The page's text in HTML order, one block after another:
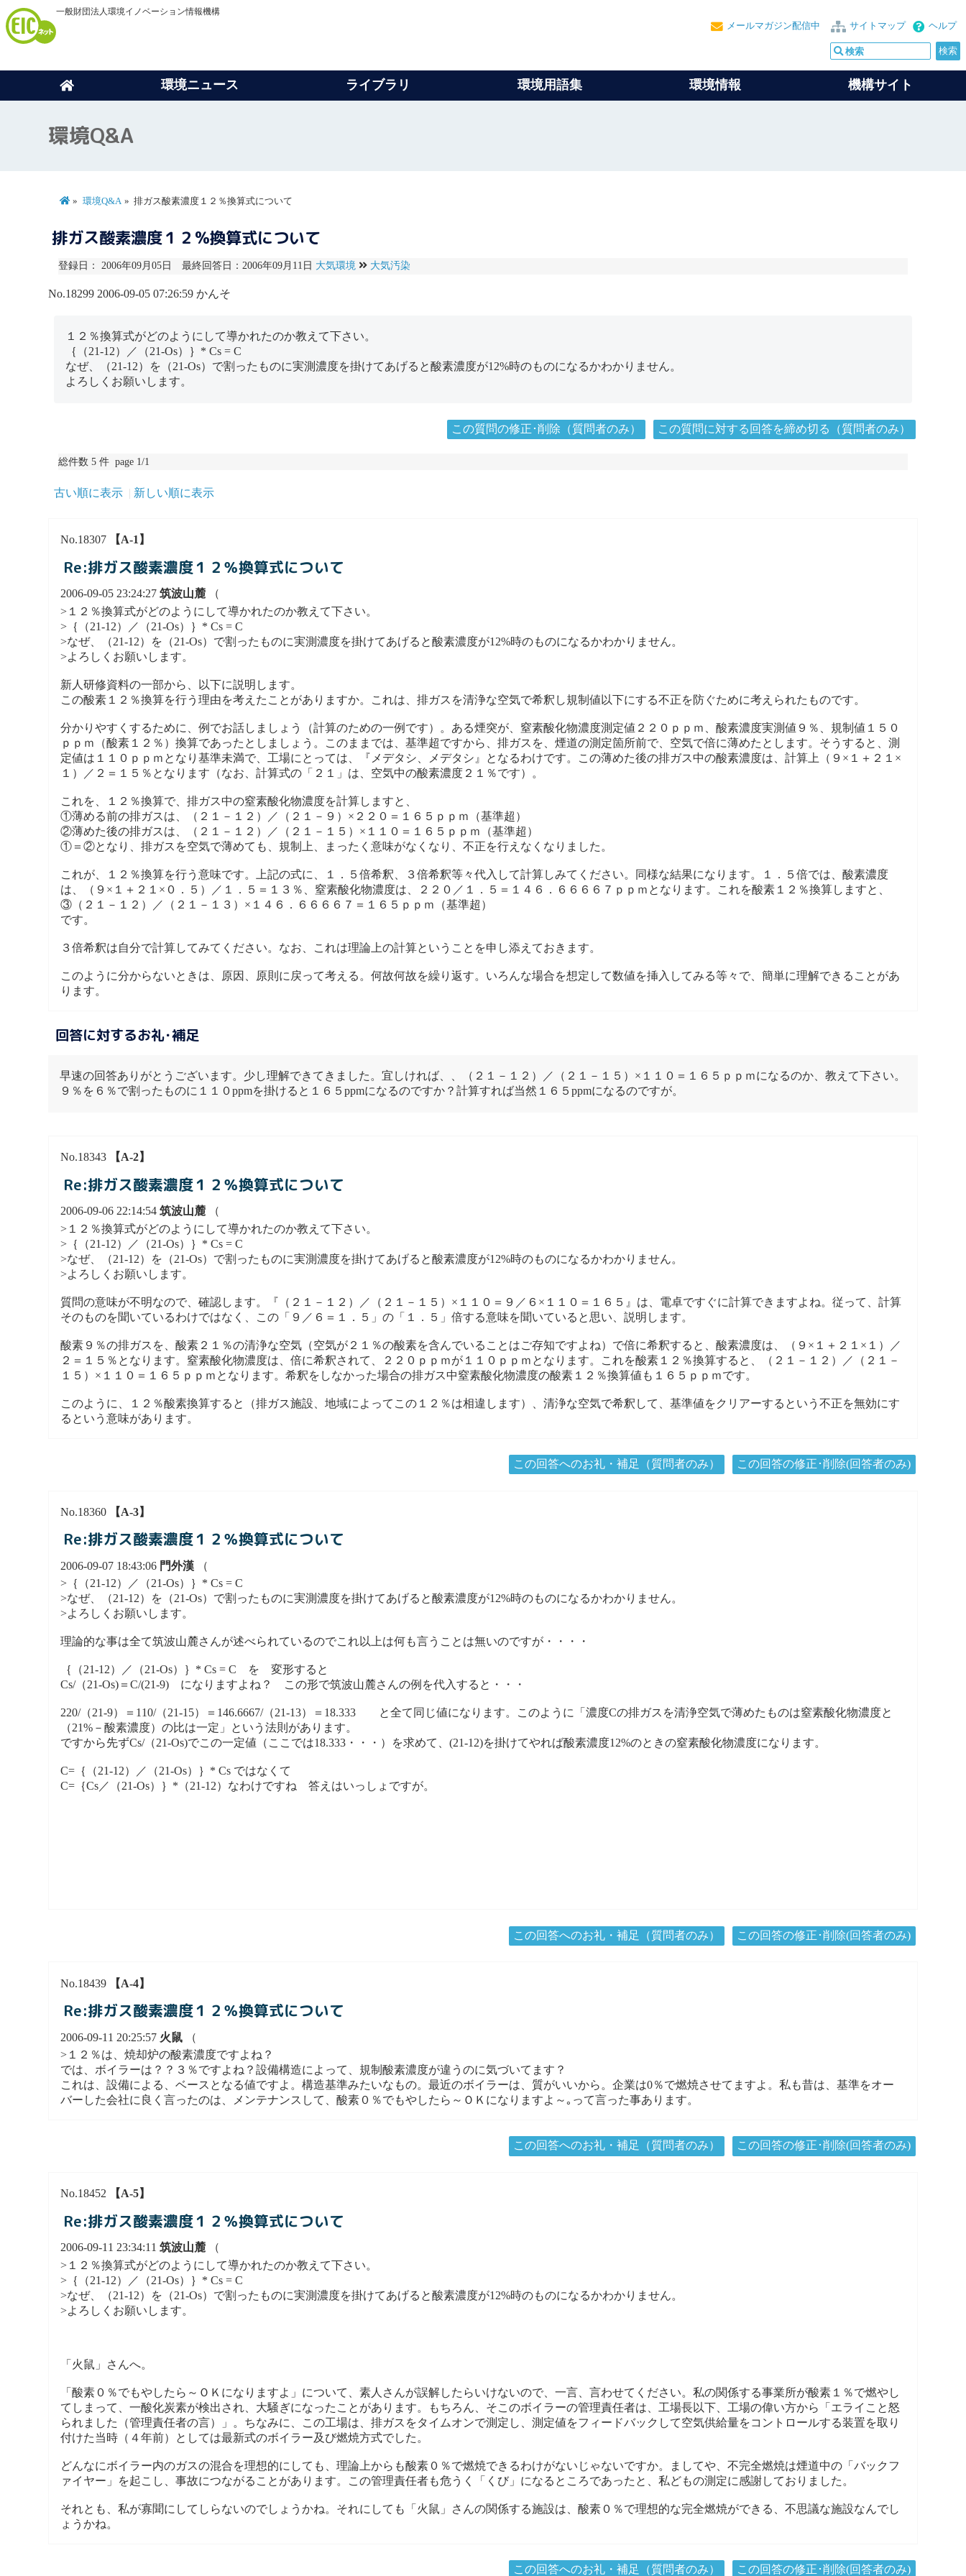
一般財団法人環境イノベーション情報機構
ヘルプ
サイトマップ
メールマガジン配信中
環境ニュース ライブラリ 環境用語集 環境情報 機構サイト
環境Q&A
環境Q&A 排ガス酸素濃度１２％換算式について
排ガス酸素濃度１２％換算式について
登録日： 2006年09月05日 最終回答日：2006年09月11日 大気環境 大気汚染
No.18299 2006-09-05 07:26:59かんそ
１２％換算式がどのようにして導かれたのか教えて下さい。
｛（21-12）／（21-Os）｝* Cs = C
なぜ、（21-12）を（21-Os）で割ったものに実測濃度を掛けてあげると酸素濃度が12%時のものになるかわかりません。
よろしくお願いします。
この質問の修正･削除（質問者のみ） この質問に対する回答を締め切る（質問者のみ）
総件数 5 件 page 1/1
古い順に表示 新しい順に表示
No.18307 【A-1】
Re:排ガス酸素濃度１２％換算式について
2006-09-05 23:24:27筑波山麓 （
>１２％換算式がどのようにして導かれたのか教えて下さい。
>｛（21-12）／（21-Os）｝* Cs = C
>なぜ、（21-12）を（21-Os）で割ったものに実測濃度を掛けてあげると酸素濃度が12%時のものになるかわかりません。
>よろしくお願いします。
新人研修資料の一部から、以下に説明します。
この酸素１２％換算を行う理由を考えたことがありますか。これは、排ガスを清浄な空気で希釈し規制値以下にする不正を防ぐために考えられたものです。
分かりやすくするために、例でお話しましょう（計算のための一例です）。ある煙突が、窒素酸化物濃度測定値２２０ｐｐｍ、酸素濃度実測値９％、規制値１５０
ｐｐｍ（酸素１２％）換算であったとしましょう。このままでは、基準超ですから、排ガスを、煙道の測定箇所前で、空気で倍に薄めたとします。そうすると、測
定値は１１０ｐｐｍとなり基準未満で、工場にとっては、『メデタシ、メデタシ』となるわけです。この薄めた後の排ガス中の酸素濃度は、計算上（９×１＋２１×
１）／２＝１５％となります（なお、計算式の「２１」は、空気中の酸素濃度２１％です）。
これを、１２％換算で、排ガス中の窒素酸化物濃度を計算しますと、
①薄める前の排ガスは、（２１－１２）／（２１－９）×２２０＝１６５ｐｐｍ（基準超）
②薄めた後の排ガスは、（２１－１２）／（２１－１５）×１１０＝１６５ｐｐｍ（基準超）
①＝②となり、排ガスを空気で薄めても、規制上、まったく意味がなくなり、不正を行えなくなりました。
これが、１２％換算を行う意味です。上記の式に、１．５倍希釈、３倍希釈等々代入して計算しみてください。同様な結果になります。１．５倍では、酸素濃度
は、（９×１＋２１×０．５）／１．５＝１３％、窒素酸化物濃度は、２２０／１．５＝１４６．６６６６７ｐｐｍとなります。これを酸素１２％換算しますと、
③（２１－１２）／（２１－１３）×１４６．６６６６７＝１６５ｐｐｍ（基準超）
です。
３倍希釈は自分で計算してみてください。なお、これは理論上の計算ということを申し添えておきます。
このように分からないときは、原因、原則に戻って考える。何故何故を繰り返す。いろんな場合を想定して数値を挿入してみる等々で、簡単に理解できることがあ
ります。
回答に対するお礼･補足
早速の回答ありがとうございます。少し理解できてきました。宜しければ、、（２１－１２）／（２１－１５）×１１０＝１６５ｐｐｍになるのか、教えて下さい。
９％を６％で割ったものに１１０ppmを掛けると１６５ppmになるのですか？計算すれば当然１６５ppmになるのですが。
No.18343 【A-2】
Re:排ガス酸素濃度１２％換算式について
2006-09-06 22:14:54筑波山麓 （
>１２％換算式がどのようにして導かれたのか教えて下さい。
>｛（21-12）／（21-Os）｝* Cs = C
>なぜ、（21-12）を（21-Os）で割ったものに実測濃度を掛けてあげると酸素濃度が12%時のものになるかわかりません。
>よろしくお願いします。
質問の意味が不明なので、確認します。『（２１－１２）／（２１－１５）×１１０＝９／６×１１０＝１６５』は、電卓ですぐに計算できますよね。従って、計算
そのものを聞いているわけではなく、この「９／６＝１．５」の「１．５」倍する意味を聞いていると思い、説明します。
酸素９％の排ガスを、酸素２１％の清浄な空気（空気が２１％の酸素を含んでいることはご存知ですよね）で倍に希釈すると、酸素濃度は、（９×１＋２１×１）／
２＝１５％となります。窒素酸化物濃度は、倍に希釈されて、２２０ｐｐｍが１１０ｐｐｍとなります。これを酸素１２％換算すると、（２１－１２）／（２１－
１５）×１１０＝１６５ｐｐｍとなります。希釈をしなかった場合の排ガス中窒素酸化物濃度の酸素１２％換算値も１６５ｐｐｍです。
このように、１２％酸素換算すると（排ガス施設、地域によってこの１２％は相違します）、清浄な空気で希釈して、基準値をクリアーするという不正を無効にす
るという意味があります。
この回答へのお礼・補足（質問者のみ） この回答の修正･削除(回答者のみ)
No.18360 【A-3】
Re:排ガス酸素濃度１２％換算式について
2006-09-07 18:43:06 門外漢 （
>｛（21-12）／（21-Os）｝* Cs = C
>なぜ、（21-12）を（21-Os）で割ったものに実測濃度を掛けてあげると酸素濃度が12%時のものになるかわかりません。
>よろしくお願いします。
理論的な事は全て筑波山麓さんが述べられているのでこれ以上は何も言うことは無いのですが・・・・
｛（21-12）／（21-Os）｝* Cs = C を 変形すると
Cs/（21-Os)＝C/(21-9) になりますよね？ この形で筑波山麓さんの例を代入すると・・・
220/（21-9）＝110/（21-15）＝146.6667/（21-13）＝18.333 と全て同じ値になります。このように「濃度Cの排ガスを清浄空気で薄めたものは窒素酸化物濃度と
（21%－酸素濃度）の比は一定」という法則があります。
ですから先ずCs/（21-Os)でこの一定値（ここでは18.333・・・）を求めて、(21-12)を掛けてやれば酸素濃度12%のときの窒素酸化物濃度になります。
C=｛（21-12）／（21-Os）｝* Cs ではなくて
C=｛Cs／（21-Os）｝*（21-12）なわけですね 答えはいっしょですが。
この回答へのお礼・補足（質問者のみ） この回答の修正･削除(回答者のみ)
No.18439 【A-4】
Re:排ガス酸素濃度１２％換算式について
2006-09-11 20:25:57 火鼠 （
>１２％は、焼却炉の酸素濃度ですよね？
では、ボイラーは？？３％ですよね？設備構造によって、規制酸素濃度が違うのに気づいてます？
これは、設備による、ベースとなる値ですよ。構造基準みたいなもの。最近のボイラーは、質がいいから。企業は0％で燃焼させてますよ。私も昔は、基準をオー
バーした会社に良く言ったのは、メンテナンスして、酸素０％でもやしたら～ＯＫになりますよ～｡って言った事あります。
この回答へのお礼・補足（質問者のみ） この回答の修正･削除(回答者のみ)
No.18452 【A-5】
Re:排ガス酸素濃度１２％換算式について
2006-09-11 23:34:11筑波山麓 （
>１２％換算式がどのようにして導かれたのか教えて下さい。
>｛（21-12）／（21-Os）｝* Cs = C
>なぜ、（21-12）を（21-Os）で割ったものに実測濃度を掛けてあげると酸素濃度が12%時のものになるかわかりません。
>よろしくお願いします。
「火鼠」さんへ。
「酸素０％でもやしたら～ＯＫになりますよ」について、素人さんが誤解したらいけないので、一言、言わせてください。私の関係する事業所が酸素１％で燃やし
てしまって、一酸化炭素が検出され、大騒ぎになったことがあります。もちろん、そこのボイラーの管理責任者は、工場長以下、工場の偉い方から「エライこと怒
られました（管理責任者の言）」。ちなみに、この工場は、排ガスをタイムオンで測定し、測定値をフィードバックして空気供給量をコントロールする装置を取り
付けた当時（４年前）としては最新式のボイラー及び燃焼方式でした。
どんなにボイラー内のガスの混合を理想的にしても、理論上からも酸素０％で燃焼できるわけがないじゃないですか。ましてや、不完全燃焼は煙道中の「バックフ
ァイヤー」を起こし、事故につながることがあります。この管理責任者も危うく「くび」になるところであったと、私どもの測定に感謝しておりました。
それとも、私が寡聞にしてしらないのでしょうかね。それにしても「火鼠」さんの関係する施設は、酸素０％で理想的な完全燃焼ができる、不思議な施設なんでし
ょうかね。
この回答へのお礼・補足（質問者のみ） この回答の修正･削除(回答者のみ)